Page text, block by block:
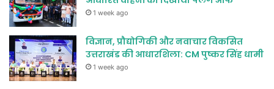
1 week ago
विज्ञान, प्रौद्योगिकी और नवाचार विकसित
उत्तराखंड की आधारशिला: CM पुष्कर सिंह धामी
1 week ago